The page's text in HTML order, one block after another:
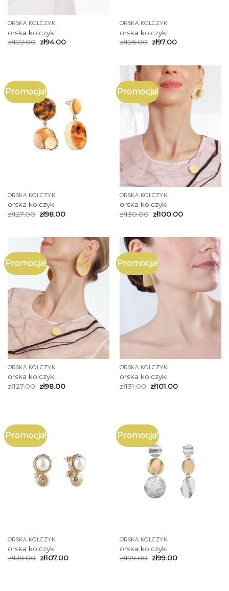
ORSKA KOLCZYKI
orska kolczyki
zł122.00 zł94.00
ORSKA KOLCZYKI
orska kolczyki
zł126.00 zł97.00
Promocja!
ORSKA KOLCZYKI
orska kolczyki
zł127.00 zł98.00
Promocja!
ORSKA KOLCZYKI
orska kolczyki
zł130.00 zł100.00
Promocja!
ORSKA KOLCZYKI
orska kolczyki
zł127.00 zł98.00
Promocja!
ORSKA KOLCZYKI
orska kolczyki
zł131.00 zł101.00
Promocja!
ORSKA KOLCZYKI
orska kolczyki
zł139.00 zł107.00
Promocja!
ORSKA KOLCZYKI
orska kolczyki
zł129.00 zł99.00